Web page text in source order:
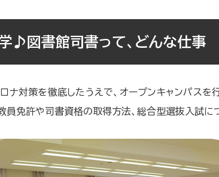
♪図書館司書って、どんな仕事
ナ対策を徹底したうえで、オープンキャンパス
員免許や司書資格の取得方法、総合型選抜入試に